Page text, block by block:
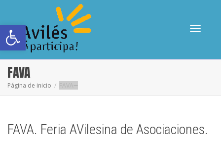
Abrir barra de herramientas
FAVA
Página de inicio FAVA
FAVA. Feria AVilesina de Asociaciones.